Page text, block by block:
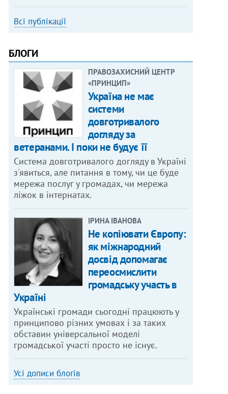
Всі публікації
БЛОГИ
ПРАВОЗАХИСНИЙ ЦЕНТР
«ПРИНЦИП»
Україна не має
системи
довготривалого
догляду за
ветеранами. І поки не будує її
Система довготривалого догляду в Україні
з'явиться, але питання в тому, чи це буде
мережа послуг у громадах, чи мережа
ліжок в інтернатах.
ІРИНА ІВАНОВА
Не копіювати Європу:
як міжнародний
досвід допомагає
переосмислити
громадську участь в
Україні
Українські громади сьогодні працюють у
принципово різних умовах і за таких
обставин універсальної моделі
громадської участі просто не існує.
Усі дописи блогів